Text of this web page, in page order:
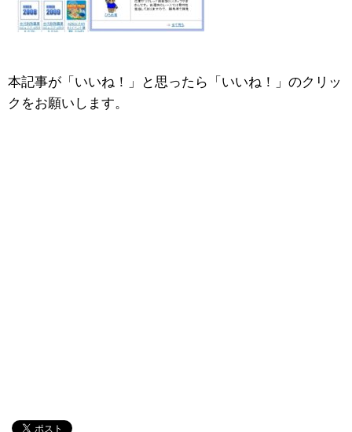
本記事が「いいね！」と思ったら「いいね！」のクリッ
クをお願いします。